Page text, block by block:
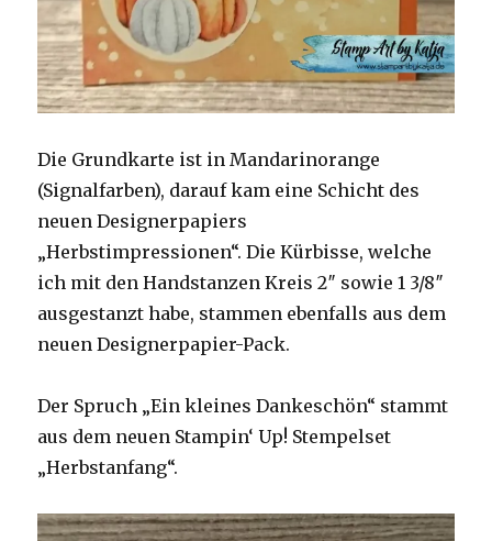
Die Grundkarte ist in Mandarinorange
(Signalfarben), darauf kam eine Schicht des
neuen Designerpapiers
„Herbstimpressionen“. Die Kürbisse, welche
ich mit den Handstanzen Kreis 2″ sowie 1 3/8″
ausgestanzt habe, stammen ebenfalls aus dem
neuen Designerpapier-Pack.
Der Spruch „Ein kleines Dankeschön“ stammt
aus dem neuen Stampin‘ Up! Stempelset
„Herbstanfang“.